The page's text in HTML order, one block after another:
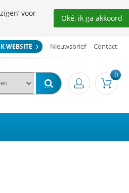
WEBSITE Nieuwsbrief Contact
0
voor
Oké, ik ga akkoord